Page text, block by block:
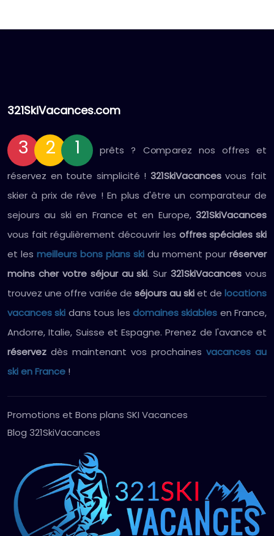
321SkiVacances.com
3 2 1
prêts ? Comparez nos offres et
réservez en toute simplicité ! 321SkiVacancesvous fait
skier à prix de rêve ! En plus d'être un comparateur de
sejours au ski en France et en Europe, 321SkiVacances
vous fait régulièrement découvrir les offres spéciales ski
et les meilleurs bons plans ski du moment pour réserver
moins cher votre séjour au ski. Sur321SkiVacances vous
trouvez une offre variée de séjours au skiet de locations
vacances ski dans tous les domaines skiables en France,
Andorre, Italie, Suisse et Espagne. Prenez de l'avance et
réservez dès maintenant vos prochaines vacances au
ski en France !
Promotions et Bons plans SKI Vacances
Blog 321SkiVacances